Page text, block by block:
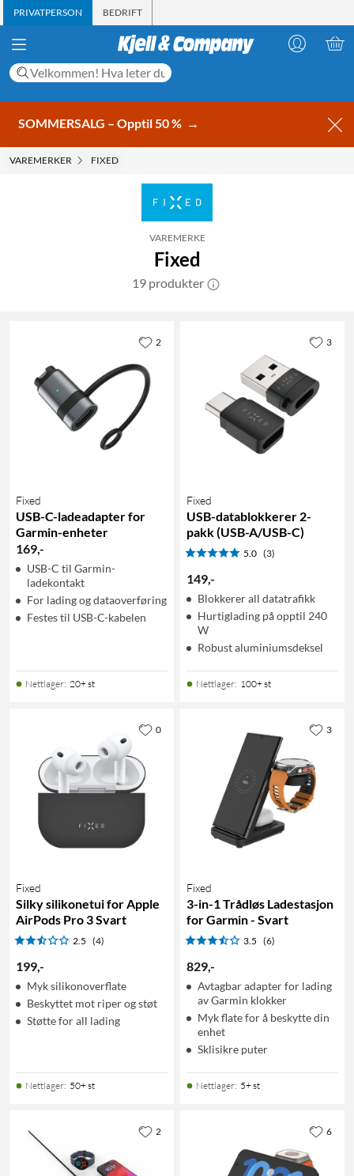
PRIVATPERSON BEDRIFT
SOMMERSALG – Opptil 50 % →
VAREMERKER FIXED
VAREMERKE
Fixed
19 produkter
Fixed
USB-C-ladeadapter for
Garmin-enheter
169,-
USB-C til Garmin-
ladekontakt
For lading og dataoverføring
Festes til USB-C-kabelen
Nettlager: 20+ st
2
Fixed
USB-datablokkerer 2-
pakk (USB-A/USB-C)
5.0 (3)
149,-
Blokkerer all datatrafikk
Hurtiglading på opptil 240
W
Robust aluminiumsdeksel
Nettlager: 100+ st
3
Fixed
Silky silikonetui for Apple
AirPods Pro 3 Svart
2.5 (4)
199,-
Myk silikonoverflate
Beskyttet mot riper og støt
Støtte for all lading
Nettlager: 50+ st
0
Fixed
3-in-1 Trådløs Ladestasjon
for Garmin - Svart
3.5 (6)
829,-
Avtagbar adapter for lading
av Garmin klokker
Myk flate for å beskytte din
enhet
Sklisikre puter
Nettlager: 5+ st
3
2 6